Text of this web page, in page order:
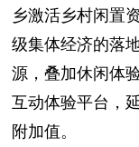
乡激活乡村闲置
级集体经济的落
源，叠加休闲体
互动体验平台，
附加值。